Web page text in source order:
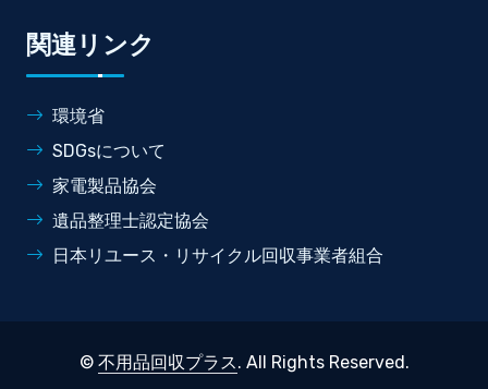
関連リンク
環境省
SDGsについて
家電製品協会
遺品整理士認定協会
日本リユース・リサイクル回収事業者組合
© 不用品回収プラス. All Rights Reserved.